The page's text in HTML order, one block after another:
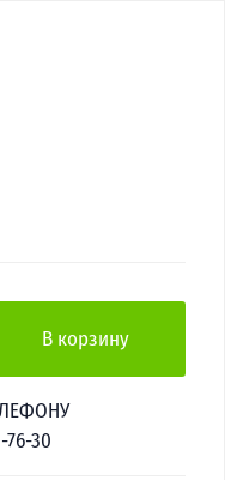
В корзину
76-30